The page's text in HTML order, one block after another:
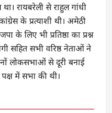
रायबरेली से राहुल गांधी
के प्रत्याशी थी। अमेठी
के लिए भी प्रतिष्ठा का प्रश्न
सहित सभी वरिष्ठ नेताओं ने
लोकसभाओं से दूरी बनाई
में सभा की थी।